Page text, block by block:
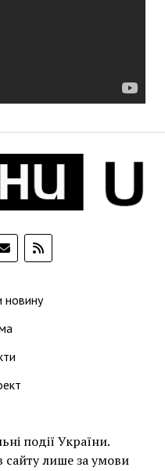
новину
події України.
сайту лише за умови